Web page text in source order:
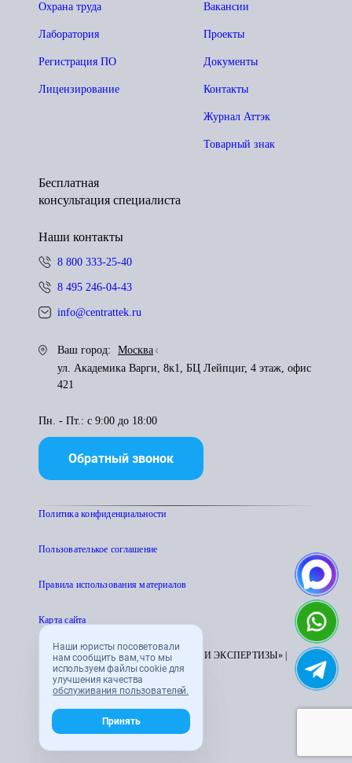
Наши юристы посоветовали
нам сообщить вам, что мы
используем файлы cookie для
улучшения качества
обслуживания пользователей.
Принять
Вакансии
Проекты
Документы
Контакты
Журнал Аттэк
Товарный знак
Охрана труда
Лаборатория
Регистрация ПО
Лицензирование
Бесплатная
консультация специалиста
Наши контакты
8 800 333-25-40
8 495 246-04-43
info@centrattek.ru
Ваш город:
Москва
ул. Академика Варги, 8к1, БЦ Лейпциг, 4 этаж, офис
421
Пн. - Пт.: с 9:00 до 18:00
Обратный звонок
Политика конфиденциальности
Пользователькое соглашение
Правила использования материалов
Карта сайта
© 1995 - 2026 «ЦЕНТР АТТЕСТАЦИИ И ЭКСПЕРТИЗЫ» |
CENTRATTEK.RU